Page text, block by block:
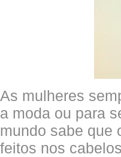
As mulheres
a moda ou para
mundo sabe que
feitos nos